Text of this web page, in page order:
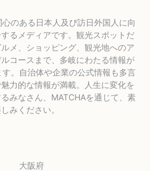
のある日本人及び訪日外国人に向
るメディアです。観光スポットだ
メ、ショッピング、観光地へのア
コースまで、多岐にわたる情報が
。自治体や企業の公式情報も多言
力的な情報が満載。人生に変化を
みなさん、MATCHAを通じて、素
みください。
大阪府